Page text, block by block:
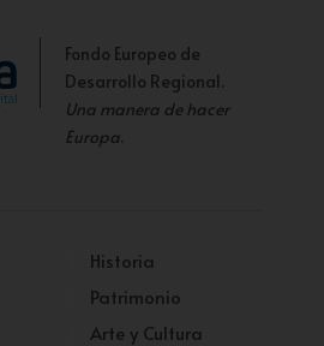
Fondo Europeo de
Desarrollo Regional.
Una manera de hacer
Europa.
Historia
Patrimonio
Arte y Cultura